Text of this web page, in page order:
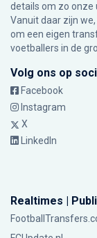
details om zo onze
Vanuit daar zijn
om een eigen
voetballers in de
Volg ons op
Facebook
Instagram
X
LinkedIn
Realtimes |